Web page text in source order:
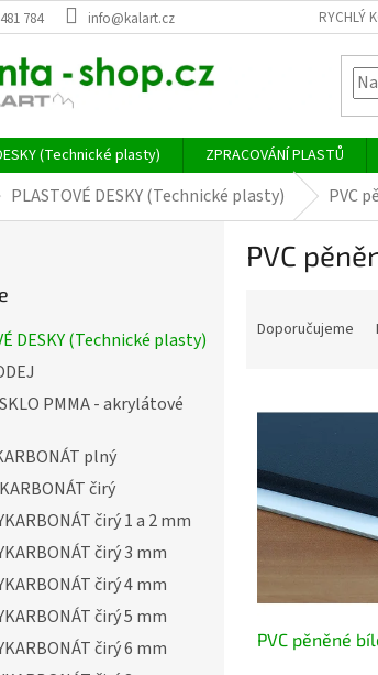
784 info@kalart.cz RYCHLÝ
(Technické plasty) ZPRACOVÁNÍ PLASTŮ
PLASTOVÉ DESKY (Technické plasty) PVC
DESKY (Technické plasty)
PMMA - akrylátové
plný
čirý
čirý 1 a 2 mm
čirý 3 mm
čirý 4 mm
čirý 5 mm
čirý 6 mm
PVC
Doporučujeme
PVC pěněné